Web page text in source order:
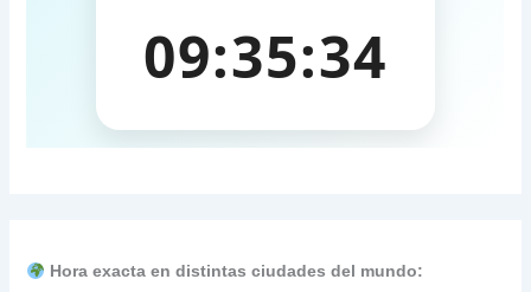
Hora exacta en distintas ciudades del mundo: